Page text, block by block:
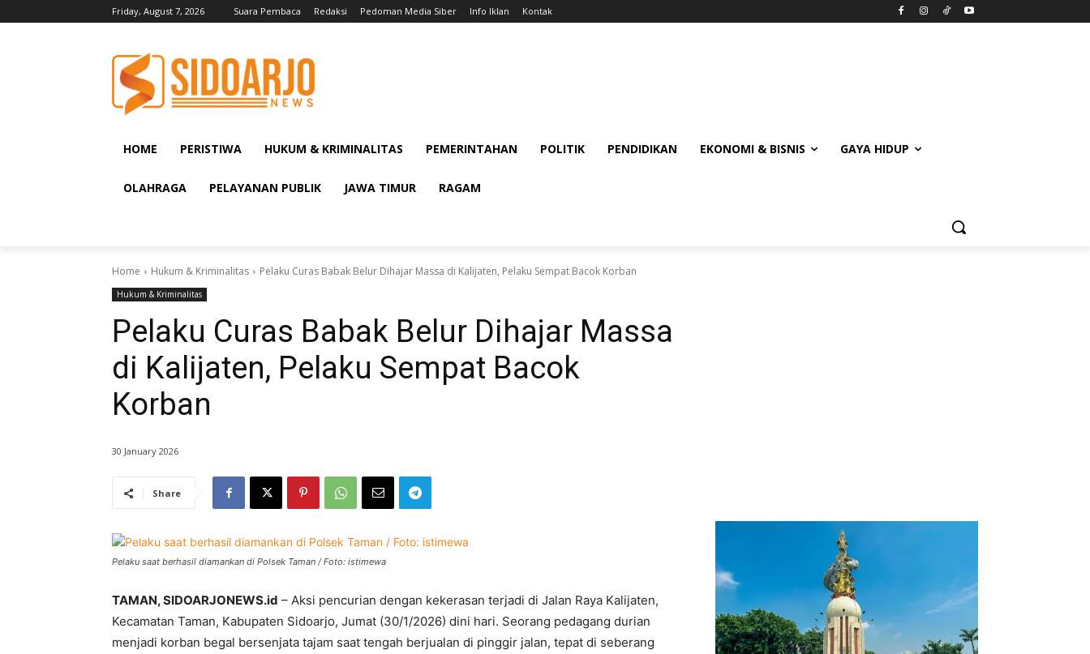
Friday, August 7, 2026 Suara Pembaca Redaksi Pedoman Media Siber Info Iklan Kontak
HOME PERISTIWA HUKUM & KRIMINALITAS PEMERINTAHAN POLITIK PENDIDIKAN EKONOMI & BISNIS GAYA HIDUP
OLAHRAGA PELAYANAN PUBLIK JAWA TIMUR RAGAM
Home Hukum & Kriminalitas Pelaku Curas Babak Belur Dihajar Massa di Kalijaten, Pelaku Sempat Bacok Korban
Hukum & Kriminalitas
Pelaku Curas Babak Belur Dihajar Massa
di Kalijaten, Pelaku Sempat Bacok
Korban
30 January 2026
Share
Pelaku saat berhasil diamankan di Polsek Taman / Foto: istimewa
TAMAN, SIDOARJONEWS.id – Aksi pencurian dengan kekerasan terjadi di Jalan Raya Kalijaten,
Kecamatan Taman, Kabupaten Sidoarjo, Jumat (30/1/2026) dini hari. Seorang pedagang durian
menjadi korban begal bersenjata tajam saat tengah berjualan di pinggir jalan, tepat di seberang